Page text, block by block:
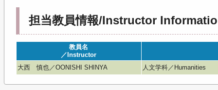
担当教員情報/Instructor
教員名
／Instructor
大西 慎也／OONISHI SHINYA
人文学科／Humanities